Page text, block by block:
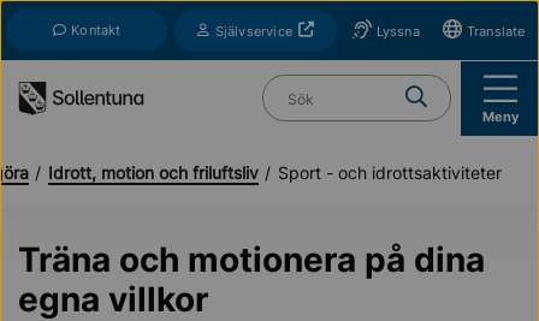
Kontakt SjälvserviceÖppnas i nytt fönsterLyssna Translate
Vad söker du?
Meny
Idrott, motion och friluftsliv Sport - och idrottsaktiviteter
Träna och motionera på dina
egna villkor